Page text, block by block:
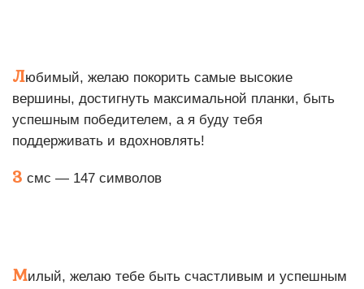
Любимый, желаю покорить самые высокие
вершины, достигнуть максимальной планки, быть
успешным победителем, а я буду тебя
поддерживать и вдохновлять!
3 смс — 147 символов
Милый, желаю тебе быть счастливым и успешным